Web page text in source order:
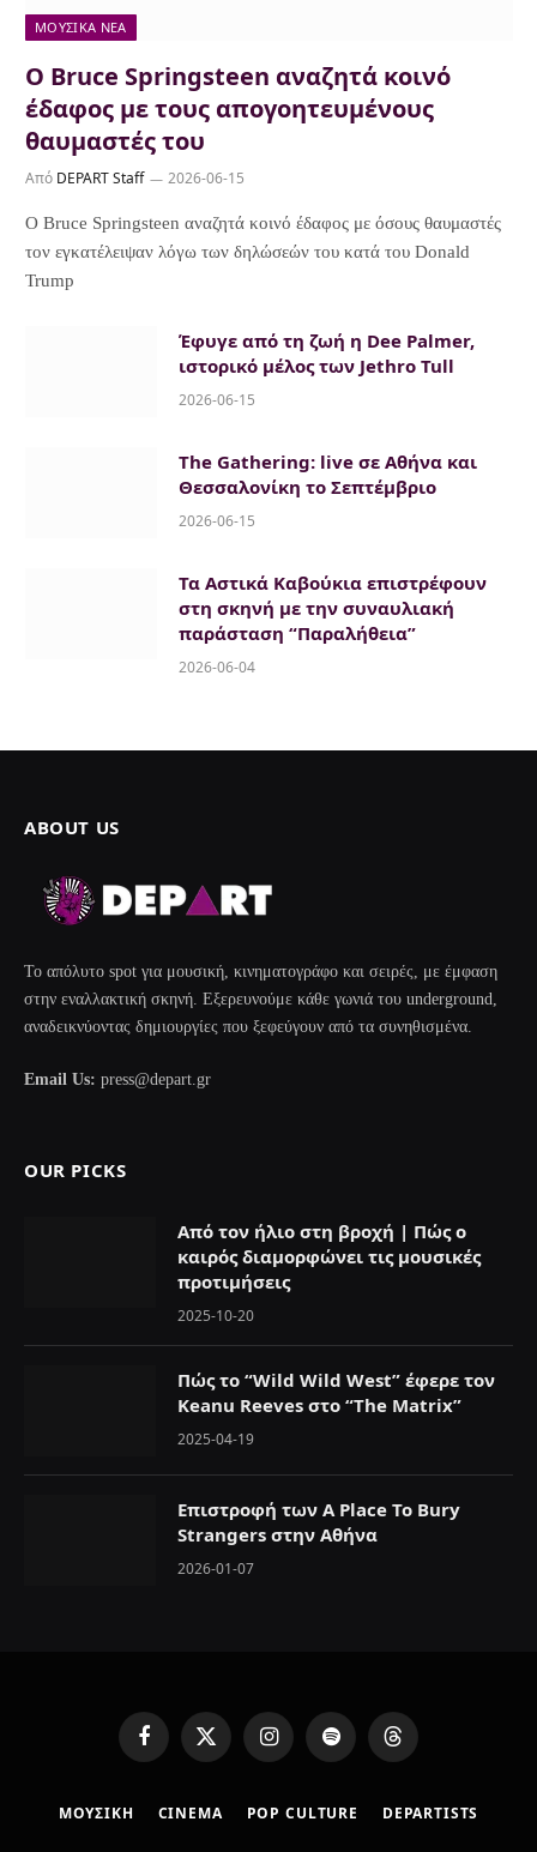
ΜΟΥΣΙΚΆ ΝΈΑ
Ο Bruce Springsteen αναζητά κοινό
έδαφος με τους απογοητευμένους
θαυμαστές του
Από DEPART Staff 2026-06-15
Ο Bruce Springsteen αναζητά κοινό έδαφος με όσους θαυμαστές
τον εγκατέλειψαν λόγω των δηλώσεών του κατά του Donald
Trump
Έφυγε από τη ζωή η Dee Palmer,
ιστορικό μέλος των Jethro Tull
2026-06-15
The Gathering: live σε Αθήνα και
Θεσσαλονίκη το Σεπτέμβριο
2026-06-15
Τα Αστικά Καβούκια επιστρέφουν
στη σκηνή με την συναυλιακή
παράσταση “Παραλήθεια”
2026-06-04
ABOUT US
Το απόλυτο spot για μουσική, κινηματογράφο και σειρές, με έμφαση
στην εναλλακτική σκηνή. Εξερευνούμε κάθε γωνιά του underground,
αναδεικνύοντας δημιουργίες που ξεφεύγουν από τα συνηθισμένα.
Email Us: press@depart.gr
OUR PICKS
Από τον ήλιο στη βροχή | Πώς ο
καιρός διαμορφώνει τις μουσικές
προτιμήσεις
2025-10-20
Πώς το “Wild Wild West” έφερε τον
Keanu Reeves στο “The Matrix”
2025-04-19
Επιστροφή των A Place To Bury
Strangers στην Αθήνα
2026-01-07
F
X
w
I
t
S
t
T
e
ΜΟΥΣΙΚΗ CINEMA POP CULTURE DEPARTISTS